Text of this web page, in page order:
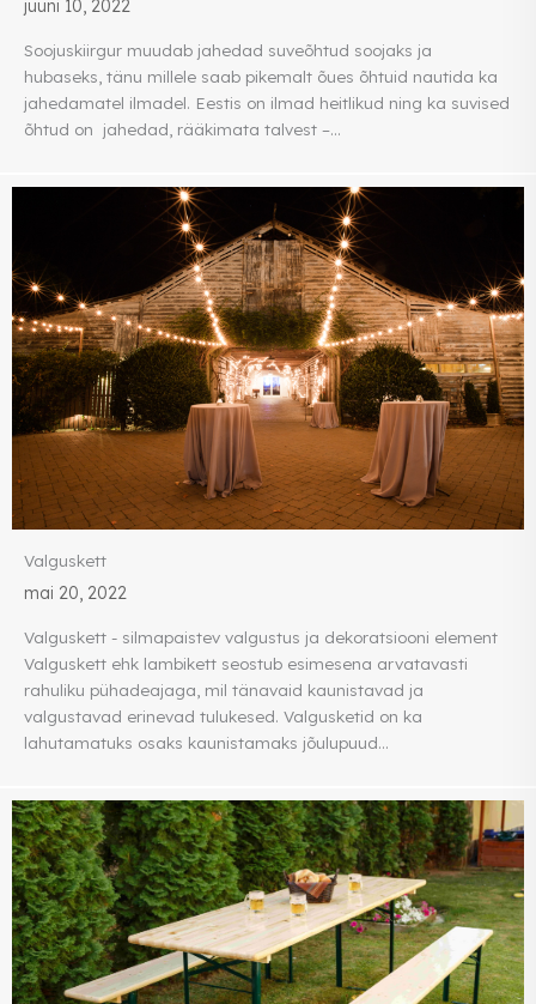
juuni 10, 2022
Soojuskiirgur muudab jahedad suveõhtud soojaks ja
hubaseks, tänu millele saab pikemalt õues õhtuid nautida ka
jahedamatel ilmadel. Eestis on ilmad heitlikud ning ka suvised
õhtud on jahedad, rääkimata talvest –...
Valguskett
mai 20, 2022
Valguskett - silmapaistev valgustus ja dekoratsiooni element
Valguskett ehk lambikett seostub esimesena arvatavasti
rahuliku pühadeajaga, mil tänavaid kaunistavad ja
valgustavad erinevad tulukesed. Valgusketid on ka
lahutamatuks osaks kaunistamaks jõulupuud...